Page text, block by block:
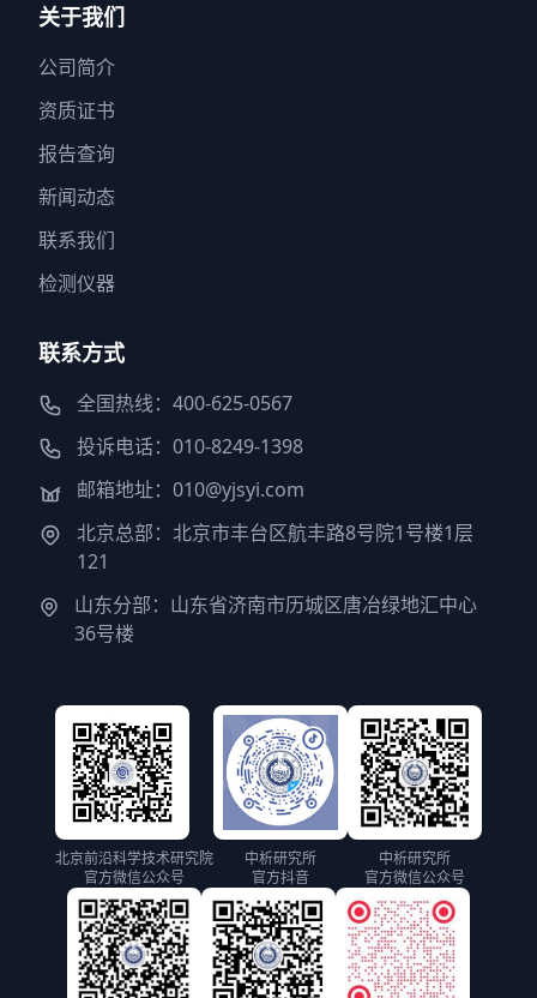
关于我们
公司简介
资质证书
报告查询
新闻动态
联系我们
检测仪器
联系方式
全国热线：400-625-0567
投诉电话：010-8249-1398
邮箱地址：010@yjsyi.com
北京总部：北京市丰台区航丰路8号院1号楼1层
121
山东分部：山东省济南市历城区唐冶绿地汇中心
36号楼
北京前沿科学技术研究院
官方微信公众号
中析研究所
官方抖音
中析研究所
官方微信公众号